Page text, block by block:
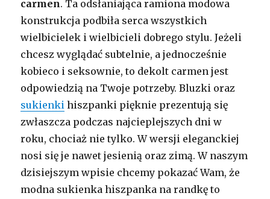
carmen. Ta odsłaniająca ramiona modowa
konstrukcja podbiła serca wszystkich
wielbicielek i wielbicieli dobrego stylu. Jeżeli
chcesz wyglądać subtelnie, a jednocześnie
kobieco i seksownie, to dekolt carmen jest
odpowiedzią na Twoje potrzeby. Bluzki oraz
sukienki hiszpanki pięknie prezentują się
zwłaszcza podczas najcieplejszych dni w
roku, chociaż nie tylko. W wersji eleganckiej
nosi się je nawet jesienią oraz zimą. W naszym
dzisiejszym wpisie chcemy pokazać Wam, że
modna sukienka hiszpanka na randkę to